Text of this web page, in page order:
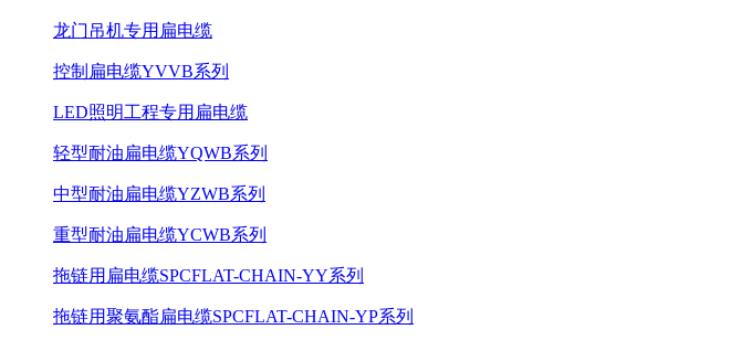
龙门吊机专用扁电缆
控制扁电缆YVVB系列
LED照明工程专用扁电缆
轻型耐油扁电缆YQWB系列
中型耐油扁电缆YZWB系列
重型耐油扁电缆YCWB系列
拖链用扁电缆SPCFLAT-CHAIN-YY系列
拖链用聚氨酯扁电缆SPCFLAT-CHAIN-YP系列